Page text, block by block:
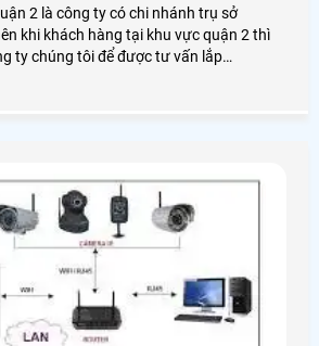
2 là công ty có chi nhánh trụ sở
khi khách hàng tại khu vực quận 2 thì
ty chúng tôi để được tư vấn lắp